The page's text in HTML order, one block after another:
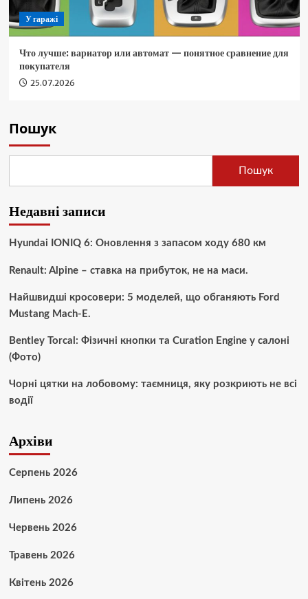
У гаражі
Что лучше: вариатор или автомат — понятное сравнение для
покупателя
25.07.2026
Пошук
Пошук
Недавні записи
Hyundai IONIQ 6: Оновлення з запасом ходу 680 км
Renault: Alpine – ставка на прибуток, не на маси.
Найшвидші кросовери: 5 моделей, що обганяють Ford
Mustang Mach-E.
Bentley Torcal: Фізичні кнопки та Curation Engine у салоні
(Фото)
Чорні цятки на лобовому: таємниця, яку розкриють не всі
водії
Архіви
Серпень 2026
Липень 2026
Червень 2026
Травень 2026
Квітень 2026